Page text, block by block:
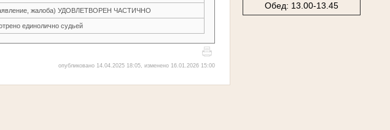
Обед: 13.00-13.45
жалоба) УДОВЛЕТВОРЕН ЧАСТИЧНО
единолично судьей
опубликовано 14.04.2025 18:05, изменено 16.01.2026 15:00